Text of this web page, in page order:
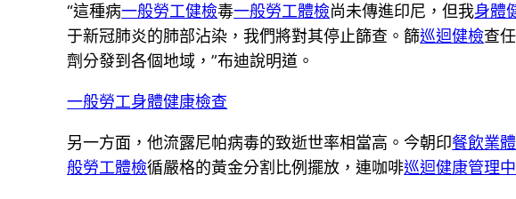
“這種病一般勞工健檢毒一般勞工體檢尚未傳進印尼，但我身體
于新冠肺炎的肺部沾染，我們將對其停止篩查。篩巡迴健檢查
劑分發到各個地域，”布迪說明道。
一般勞工身體健康檢查
另一方面，他流露尼帕病毒的致逝世率相當高。今朝印餐飲業
般勞工體檢循嚴格的黃金分割比例擺放，連咖啡巡迴健康管理